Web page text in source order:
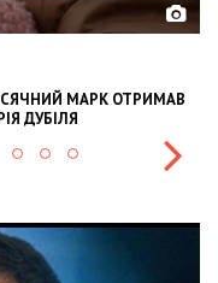
МАРК ОТРИМАВ
ДУБІЛЯ